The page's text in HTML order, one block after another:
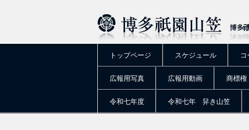
トップページ スケジュール
広報用写真 広報用動画 商標権
令和七年度 令和七年 舁き山笠